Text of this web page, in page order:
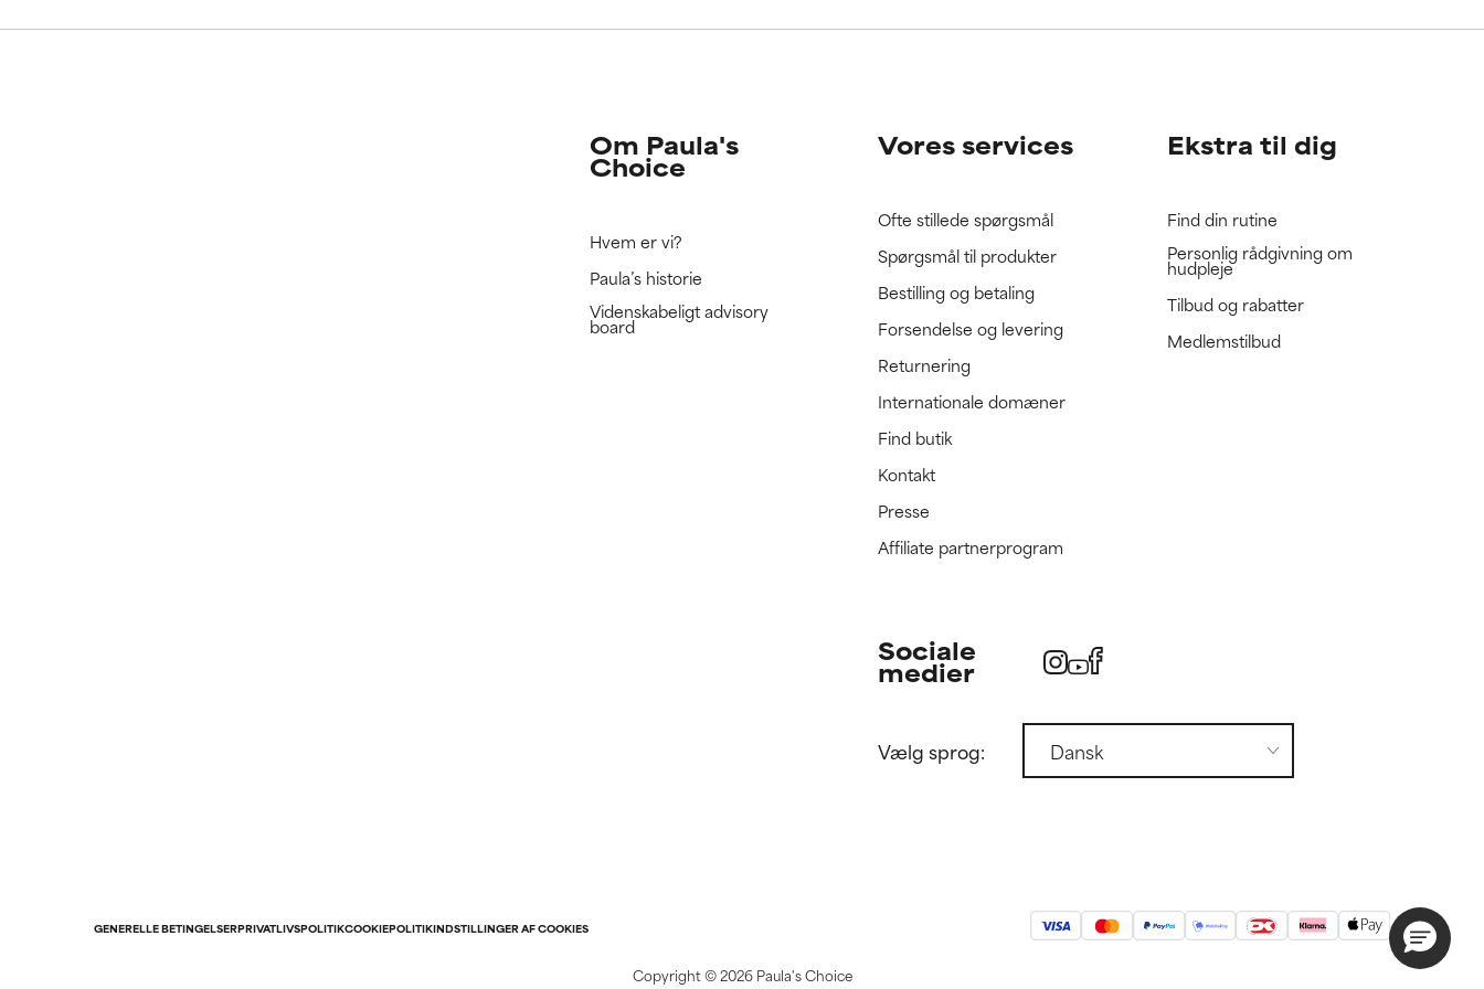
Vi har endnu ikke ratet denne ingrediens, fordi vi ikke har haft mulighed for at gennemgå
Vi har endnu ikke ratet denne ingrediens, fordi vi ikke har haft mulighed for at gennemgå
Om Paula's
Choice
Hvem er vi?
Paula’s historie
Videnskabeligt advisory
board
Vores services
Ofte stillede spørgsmål
Spørgsmål til produkter
Bestilling og betaling
Forsendelse og levering
Returnering
Internationale domæner
Find butik
Kontakt
Presse
Affiliate partnerprogram
Ekstra til dig
Find din rutine
Personlig rådgivning om
hudpleje
Tilbud og rabatter
Medlemstilbud
Sociale
medier
Vælg sprog:
GENERELLE BETINGELSERPRIVATLIVSPOLITIKCOOKIEPOLITIKINDSTILLINGER AF COOKIES
Copyright ©2026 Paula's Choice